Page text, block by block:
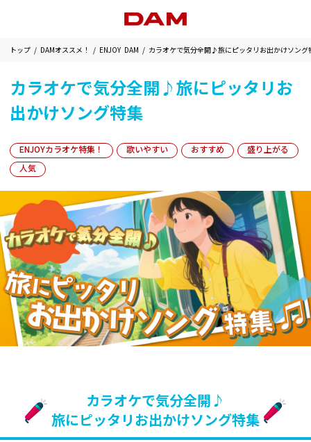
トップ DAMオススメ！ ENJOY DAM カラオケで気分全開♪旅にピッタリお出かけソング
カラオケで気分全開♪旅にピッタリお
出かけソング特集
ENJOYカラオケ特集！ 歌いやすい おすすめ 盛り上がる
人気
カラオケで気分全開♪
旅にピッタリお出かけソング特集